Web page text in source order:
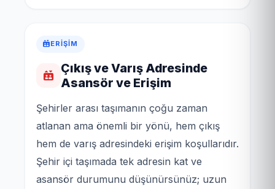
ERIŞIM
Çıkış ve Varış Adresinde
Asansör ve Erişim
Şehirler arası taşımanın çoğu zaman
atlanan ama önemli bir yönü, hem çıkış
hem de varış adresindeki erişim koşullarıdır.
Şehir içi taşımada tek adresin kat ve
asansör durumunu düşünürsünüz; uzun